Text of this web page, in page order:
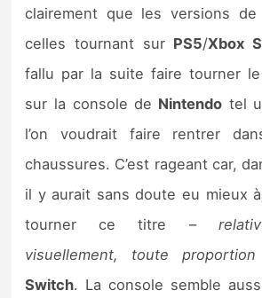
clairement que les versions
celles tournant sur PS5/Xbox
fallu par la suite faire tourner
sur la console de Nintendotel
l’on voudrait faire rentrer
chaussures. C’est rageant car,
il y aurait sans doute eu mieux
tourner ce titre –
visuellement, toute proportion
Switch. La console semble